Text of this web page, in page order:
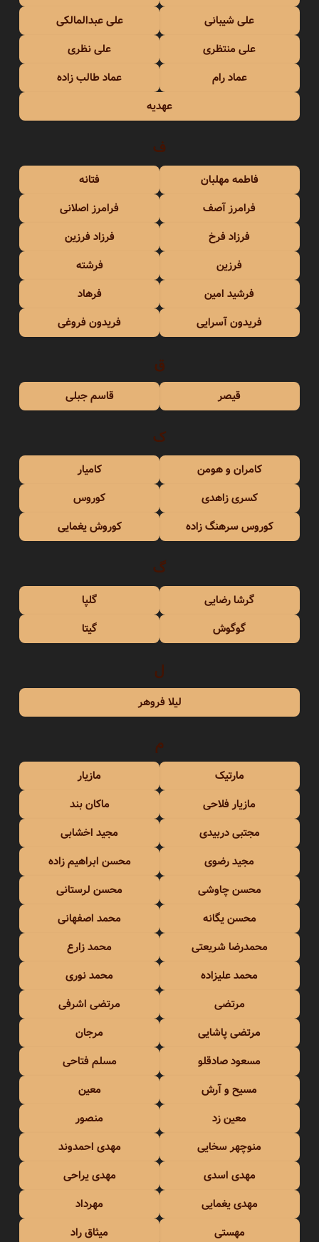
علی شیبانی
علی عبدالمالکی
علی منتظری
علی نظری
عماد رام
عماد طالب زاده
عهدیه
ف
فاطمه مهلبان
فتانه
فرامرز آصف
فرامرز اصلانی
فرزاد فرخ
فرزاد فرزین
فرزین
فرشته
فرشید امین
فرهاد
فریدون آسرایی
فریدون فروغی
ق
قیصر قاسم جبلی
ک
کامران و هومن
کامیار
کسری زاهدی
کوروس
کوروس سرهنگ زاده
کوروش یغمایی
گ
گرشا رضایی
گلپا
گوگوش
گیتا
ل
لیلا فروهر
م
مارتیک
مازیار
مازیار فلاحی
ماکان بند
مجتبی دربیدی
مجید اخشابی
مجید رضوی
محسن ابراهیم زاده
محسن چاوشی
محسن لرستانی
محسن یگانه
محمد اصفهانی
محمدرضا شریعتی
محمد زارع
محمد علیزاده
محمد نوری
مرتضی
مرتضی اشرفی
مرتضی پاشایی
مرجان
مسعود صادقلو
مسلم فتاحی
مسیح و آرش
معین
معین زد
منصور
منوچهر سخایی
مهدی احمدوند
مهدی اسدی
مهدی یراحی
مهدی یغمایی
مهرداد
مهستی
میثاق راد